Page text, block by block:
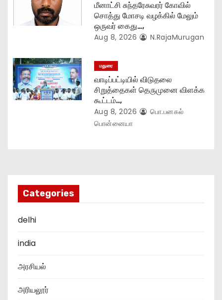
மீனாட்சி சுந்தரேசுவரர் கோவில்
சொத்து மோசடி வழக்கில் மேலும்
ஒருவர் கைது…,
Aug 8, 2026 N.RajaMurugan
மதுரை
வாடிப்பட்டியில் விடுதலை
சிறுத்தைகள் தெருமுனை விளக்க
கூட்டம்..,
Aug 8, 2026
பொ.பனகல்
பொன்னையா
Categories
delhi
india
அரசியல்
அரியலூர்